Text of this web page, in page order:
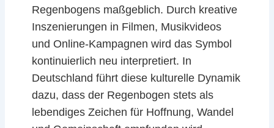
Regenbogens maßgeblich. Durch kreative
Inszenierungen in Filmen, Musikvideos
und Online-Kampagnen wird das Symbol
kontinuierlich neu interpretiert. In
Deutschland führt diese kulturelle Dynamik
dazu, dass der Regenbogen stets als
lebendiges Zeichen für Hoffnung, Wandel